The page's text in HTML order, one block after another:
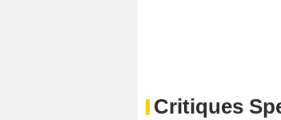
Critiques